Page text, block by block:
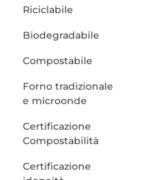
Riciclabile
Biodegradabile
Compostabile
Forno tradizionale
e microonde
Certificazione
Compostabilità
Certificazione